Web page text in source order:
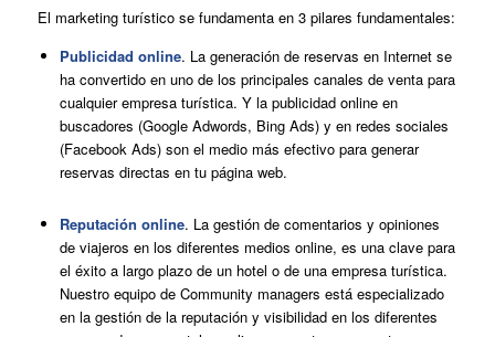
El marketing turístico se fundamenta en 3 pilares fundamentales:
Publicidad online. La generación de reservas en Internet se
ha convertido en uno de los principales canales de venta para
cualquier empresa turística. Y la publicidad online en
buscadores (Google Adwords, Bing Ads) y en redes sociales
(Facebook Ads) son el medio más efectivo para generar
reservas directas en tu página web.
Reputación online. La gestión de comentarios y opiniones
de viajeros en los diferentes medios online, es una clave para
el éxito a largo plazo de un hotel o de una empresa turística.
Nuestro equipo de Community managers está especializado
en la gestión de la reputación y visibilidad en los diferentes